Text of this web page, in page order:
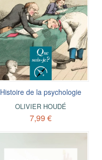
Histoire de la psychologie
OLIVIER HOUDÉ
7,99 €